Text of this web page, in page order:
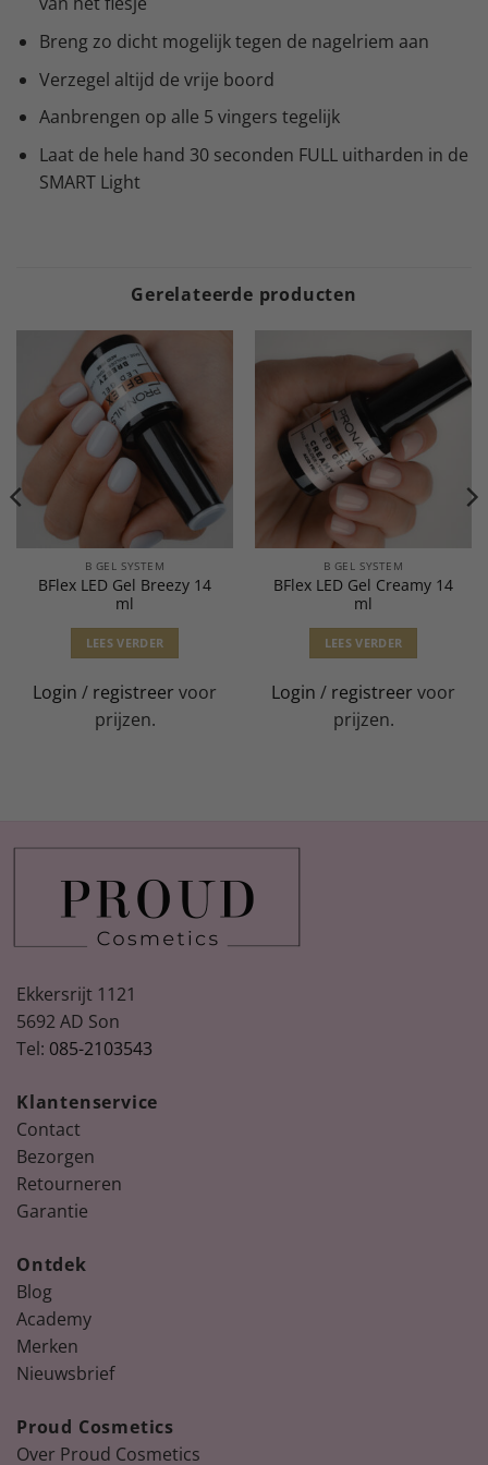
Breng zo dicht mogelijk tegen de nagelriem aan
Verzegel altijd de vrije boord
Aanbrengen op alle 5 vingers tegelijk
Laat de hele hand 30 seconden FULL uitharden in de
SMART Light
Gerelateerde producten
B GEL SYSTEM
BFlex LED Gel Breezy 14
ml
LEES VERDER
Login / registreer voor
prijzen.
B GEL SYSTEM
BFlex LED Gel Creamy 14
ml
LEES VERDER
Login / registreer voor
prijzen.
Ekkersrijt 1121
5692 AD Son
Tel: 085-2103543
Klantenservice
Contact
Bezorgen
Retourneren
Garantie
Ontdek
Blog
Academy
Merken
Nieuwsbrief
Proud Cosmetics
Over Proud Cosmetics